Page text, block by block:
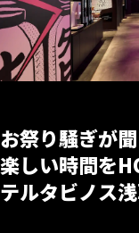
お祭り騒ぎが
楽しい時間を
テルタビノス浅